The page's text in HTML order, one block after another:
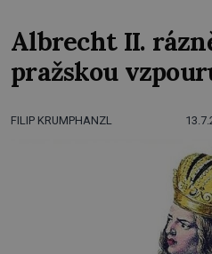
Albrecht II.
pražskou
FILIP KRUMPHANZL